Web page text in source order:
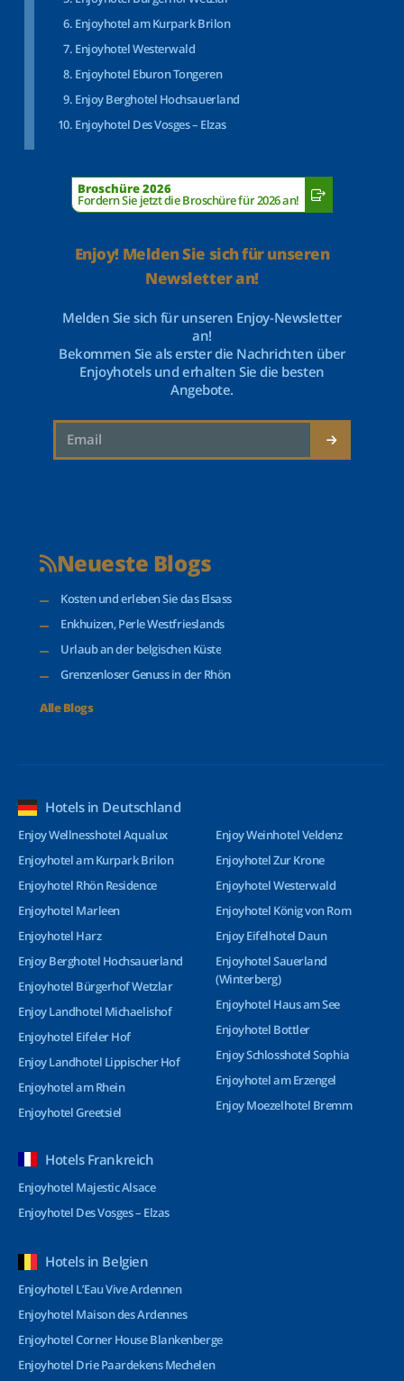
Enjoyhotel am Kurpark Brilon
Enjoyhotel Westerwald
Enjoyhotel Eburon Tongeren
Enjoy Berghotel Hochsauerland
Enjoyhotel Des Vosges – Elzas
Broschüre 2026
Fordern Sie jetzt die Broschüre für 2026 an!
Enjoy! Melden Sie sich für unseren
Newsletter an!
Melden Sie sich für unseren Enjoy-Newsletter
an!
Bekommen Sie als erster die Nachrichten über
Enjoyhotels und erhalten Sie die besten
Angebote.
Neueste Blogs
Kosten und erleben Sie das Elsass
Enkhuizen, Perle Westfrieslands
Urlaub an der belgischen Küste
Grenzenloser Genuss in der Rhön
Alle Blogs
Hotels in Deutschland
Enjoy Wellnesshotel Aqualux
Enjoyhotel am Kurpark Brilon
Enjoyhotel Rhön Residence
Enjoyhotel Marleen
Enjoyhotel Harz
Enjoy Berghotel Hochsauerland
Enjoyhotel Bürgerhof Wetzlar
Enjoy Landhotel Michaelishof
Enjoyhotel Eifeler Hof
Enjoy Landhotel Lippischer Hof
Enjoyhotel am Rhein
Enjoyhotel Greetsiel
Enjoy Weinhotel Veldenz
Enjoyhotel Zur Krone
Enjoyhotel Westerwald
Enjoyhotel König von Rom
Enjoy Eifelhotel Daun
Enjoyhotel Sauerland
(Winterberg)
Enjoyhotel Haus am See
Enjoyhotel Bottler
Enjoy Schlosshotel Sophia
Enjoyhotel am Erzengel
Enjoy Moezelhotel Bremm
Hotels Frankreich
Enjoyhotel Majestic Alsace
Enjoyhotel Des Vosges – Elzas
Hotels in Belgien
Enjoyhotel L’Eau Vive Ardennen
Enjoyhotel Maison des Ardennes
Enjoyhotel Corner House Blankenberge
Enjoyhotel Drie Paardekens Mechelen